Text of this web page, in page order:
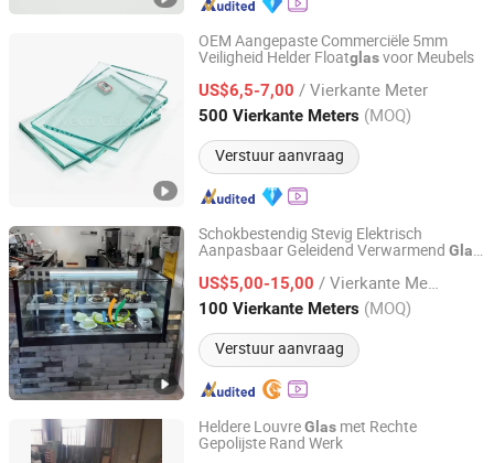
OEM Aangepaste Commerciële 5mm
Veiligheid Helder Floatglasvoor Meubels
US$6,5-7,00 / Vierkante Meter
500 Vierkante Meters (MOQ)
Verstuur aanvraag
Qingdao Weco Industry Co., Ltd
Shandong, China Sinds 2025
Schokbestendig Stevig Elektrisch
Aanpasbaar Geleidend Verwarmend Glas
US$5,00-15,00 / Vierkante Meter
100 Vierkante Meters (MOQ)
Verstuur aanvraag
Jiangsu Shengpan Glass Technology Co., Ltd.
Jiangsu, China Sinds 2026
Heldere LouvreGlas met Rechte
Gepolijste Rand Werk
Qingdao Hongyu Glass Co., Ltd.